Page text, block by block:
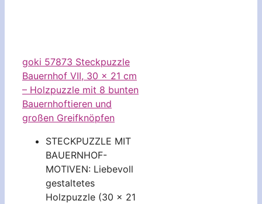
goki 57873 Steckpuzzle
Bauernhof VII, 30 x 21 cm
– Holzpuzzle mit 8 bunten
Bauernhoftieren und
großen Greifknöpfen
STECKPUZZLE MIT
BAUERNHOF-
MOTIVEN: Liebevoll
gestaltetes
Holzpuzzle (30 x 21